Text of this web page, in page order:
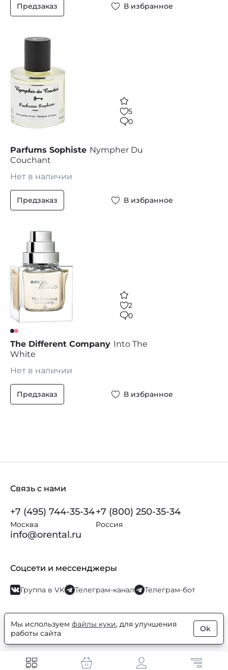
Предзаказ В избранное
5
0
Parfums Sophiste Nympher Du
Couchant
Нет в наличии
Предзаказ В избранное
2
0
The Different Company Into The
White
Нет в наличии
Предзаказ В избранное
Связь с нами
+7 (495) 744-35-34
Москва
+7 (800) 250-35-34
Россия
info@orental.ru
Соцсети и мессенджеры
Группа в VK Телеграм-канал Телеграм-бот
© Orental.ru 2007–2026Интернет-магазин парфюмерии и
косметики
Мы используем файлы куки, для улучшения
работы сайта
Ok